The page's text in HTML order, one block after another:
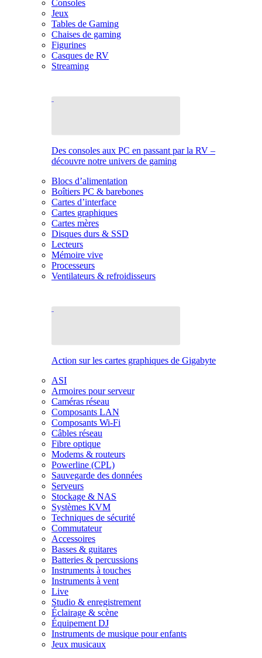
Consoles
Jeux
Tables de Gaming
Chaises de gaming
Figurines
Casques de RV
Streaming
Des consoles aux PC en passant par la RV –
découvre notre univers de gaming
Blocs d’alimentation
Boîtiers PC & barebones
Cartes d’interface
Cartes graphiques
Cartes mères
Disques durs & SSD
Lecteurs
Mémoire vive
Processeurs
Ventilateurs & refroidisseurs
Action sur les cartes graphiques de Gigabyte
ASI
Armoires pour serveur
Caméras réseau
Composants LAN
Composants Wi-Fi
Câbles réseau
Fibre optique
Modems & routeurs
Powerline (CPL)
Sauvegarde des données
Serveurs
Stockage & NAS
Systèmes KVM
Techniques de sécurité
Commutateur
Accessoires
Basses & guitares
Batteries & percussions
Instruments à touches
Instruments à vent
Live
Studio & enregistrement
Éclairage & scène
Équipement DJ
Instruments de musique pour enfants
Jeux musicaux